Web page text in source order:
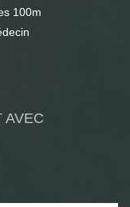
100m
AVEC